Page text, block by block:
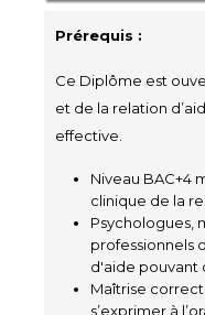
Prérequis :
Ce Diplôme est
et de la relation
effective.
Niveau BAC+4
clinique de la
Psychologues,
professionnels
d'aide pouvant
Maîtrise
s’exprimer à